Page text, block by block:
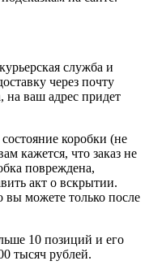
служба и
через почту
на ваш адрес придет
коробки (не
кажется, что заказ не
повреждена,
акт о вскрытии.
вы можете только после
10 позиций и его
тысяч рублей.